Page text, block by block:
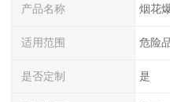
产品名称 烟花
适用范围 危险
是否定制 是